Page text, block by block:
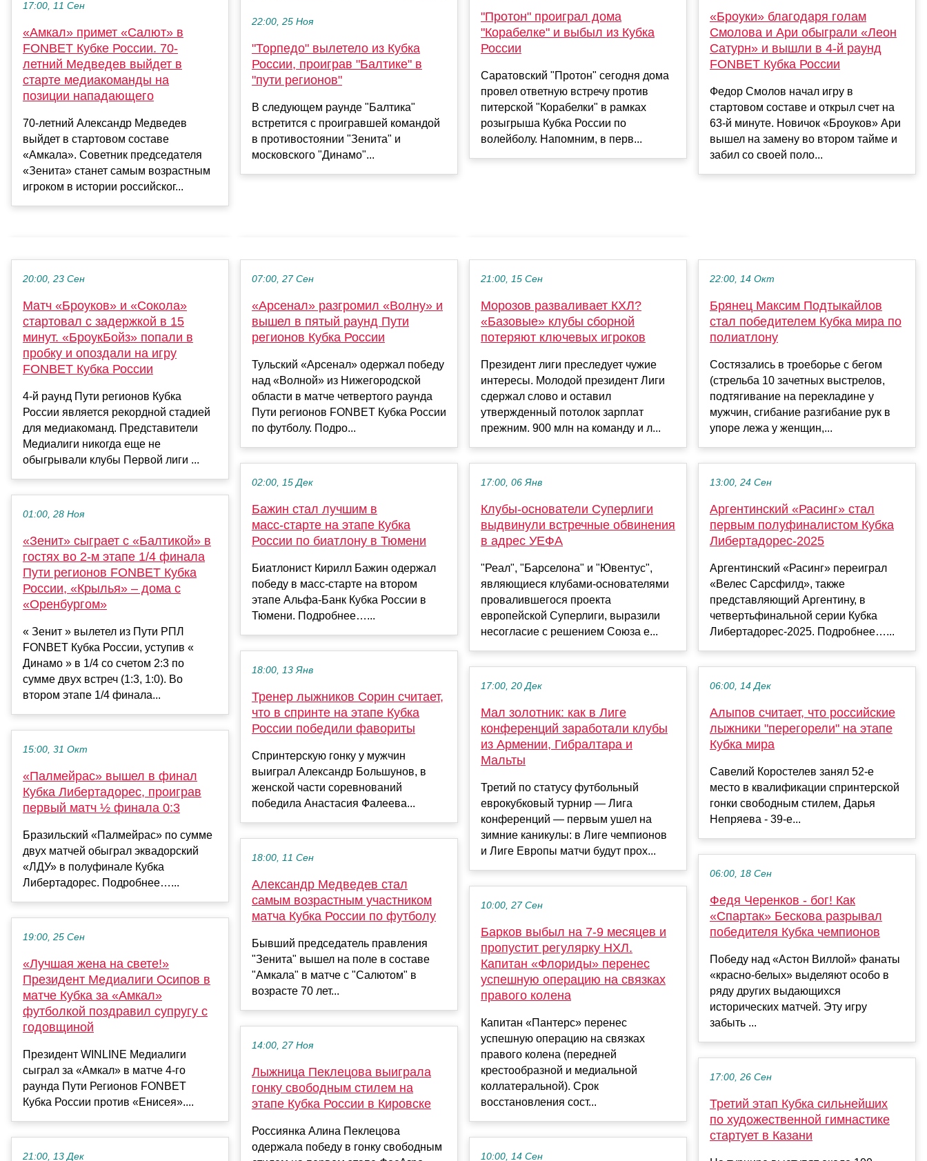
17:00, 11 Сен
«Амкал» примет «Салют» в
FONBET Кубке России. 70-
летний Медведев выйдет в
старте медиакоманды на
позиции нападающего
70-летний Александр Медведев
выйдет в стартовом составе
«Амкала». Советник председателя
«Зенита» станет самым возрастным
игроком в истории российског...
22:00, 25 Ноя
"Торпедо" вылетело из Кубка
России, проиграв "Балтике" в
"пути регионов"
В следующем раунде "Балтика"
встретится с проигравшей командой
в противостоянии "Зенита" и
московского "Динамо"...
"Протон" проиграл дома
"Корабелке" и выбыл из Кубка
России
Саратовский "Протон" сегодня дома
провел ответную встречу против
питерской "Корабелки" в рамках
розыгрыша Кубка России по
волейболу. Напомним, в перв...
«Броуки» благодаря голам
Смолова и Ари обыграли «Леон
Сатурн» и вышли в 4-й раунд
FONBET Кубка России
Федор Смолов начал игру в
стартовом составе и открыл счет на
63-й минуте. Новичок «Броуков» Ари
вышел на замену во втором тайме и
забил со своей поло...
20:00, 23 Сен
Матч «Броуков» и «Сокола»
стартовал с задержкой в 15
минут. «БроукБойз» попали в
пробку и опоздали на игру
FONBET Кубка России
4-й раунд Пути регионов Кубка
России является рекордной стадией
для медиакоманд. Представители
Медиалиги никогда еще не
обыгрывали клубы Первой лиги ...
01:00, 28 Ноя
«Зенит» сыграет с «Балтикой» в
гостях во 2-м этапе 1/4 финала
Пути регионов FONBET Кубка
России, «Крылья» – дома с
«Оренбургом»
« Зенит » вылетел из Пути РПЛ
FONBET Кубка России, уступив «
Динамо » в 1/4 со счетом 2:3 по
сумме двух встреч (1:3, 1:0). Во
втором этапе 1/4 финала...
15:00, 31 Окт
«Палмейрас» вышел в финал
Кубка Либертадорес, проиграв
первый матч ½ финала 0:3
Бразильский «Палмейрас» по сумме
двух матчей обыграл эквадорский
«ЛДУ» в полуфинале Кубка
Либертадорес. Подробнее…...
19:00, 25 Сен
«Лучшая жена на свете!»
Президент Медиалиги Осипов в
матче Кубка за «Амкал»
футболкой поздравил супругу с
годовщиной
Президент WINLINE Медиалиги
сыграл за «Амкал» в матче 4-го
раунда Пути Регионов FONBET
Кубка России против «Енисея»....
21:00, 13 Дек
07:00, 27 Сен
«Арсенал» разгромил «Волну» и
вышел в пятый раунд Пути
регионов Кубка России
Тульский «Арсенал» одержал победу
над «Волной» из Нижегородской
области в матче четвертого раунда
Пути регионов FONBET Кубка России
по футболу. Подро...
02:00, 15 Дек
Бажин стал лучшим в
масс‑старте на этапе Кубка
России по биатлону в Тюмени
Биатлонист Кирилл Бажин одержал
победу в масс‑старте на втором
этапе Альфа‑Банк Кубка России в
Тюмени. Подробнее…...
18:00, 13 Янв
Тренер лыжников Сорин считает,
что в спринте на этапе Кубка
России победили фавориты
Cпринтерскую гонку у мужчин
выиграл Александр Большунов, в
женской части соревнований
победила Анастасия Фалеева...
18:00, 11 Сен
Александр Медведев стал
самым возрастным участником
матча Кубка России по футболу
Бывший председатель правления
"Зенита" вышел на поле в составе
"Амкала" в матче с "Салютом" в
возрасте 70 лет...
14:00, 27 Ноя
Лыжница Пеклецова выиграла
гонку свободным стилем на
этапе Кубка России в Кировске
Россиянка Алина Пеклецова
одержала победу в гонку свободным
21:00, 15 Сен
Морозов разваливает КХЛ?
«Базовые» клубы сборной
потеряют ключевых игроков
Президент лиги преследует чужие
интересы. Молодой президент Лиги
сдержал слово и оставил
утвержденный потолок зарплат
прежним. 900 млн на команду и л...
17:00, 06 Янв
Клубы-основатели Суперлиги
выдвинули встречные обвинения
в адрес УЕФА
"Реал", "Барселона" и "Ювентус",
являющиеся клубами-основателями
провалившегося проекта
европейской Суперлиги, выразили
несогласие с решением Союза е...
17:00, 20 Дек
Мал золотник: как в Лиге
конференций заработали клубы
из Армении, Гибралтара и
Мальты
Третий по статусу футбольный
еврокубковый турнир — Лига
конференций — первым ушел на
зимние каникулы: в Лиге чемпионов
и Лиге Европы матчи будут прох...
10:00, 27 Сен
Барков выбыл на 7-9 месяцев и
пропустит регулярку НХЛ.
Капитан «Флориды» перенес
успешную операцию на связках
правого колена
Капитан «Пантерс» перенес
успешную операцию на связках
правого колена (передней
крестообразной и медиальной
коллатеральной). Срок
восстановления сост...
10:00, 14 Сен
22:00, 14 Окт
Брянец Максим Подтыкайлов
стал победителем Кубка мира по
полиатлону
Состязались в троеборье с бегом
(стрельба 10 зачетных выстрелов,
подтягивание на перекладине у
мужчин, сгибание разгибание рук в
упоре лежа у женщин,...
13:00, 24 Сен
Аргентинский «Расинг» стал
первым полуфиналистом Кубка
Либертадорес‑2025
Аргентинский «Расинг» переиграл
«Велес Сарсфилд», также
представляющий Аргентину, в
четвертьфинальной серии Кубка
Либертадорес‑2025. Подробнее…...
06:00, 14 Дек
Алыпов считает, что российские
лыжники "перегорели" на этапе
Кубка мира
Савелий Коростелев занял 52-е
место в квалификации спринтерской
гонки свободным стилем, Дарья
Непряева - 39-е...
06:00, 18 Сен
Федя Черенков - бог! Как
«Спартак» Бескова разрывал
победителя Кубка чемпионов
Победу над «Астон Виллой» фанаты
«красно-белых» выделяют особо в
ряду других выдающихся
исторических матчей. Эту игру
забыть ...
17:00, 26 Сен
Третий этап Кубка сильнейших
по художественной гимнастике
стартует в Казани